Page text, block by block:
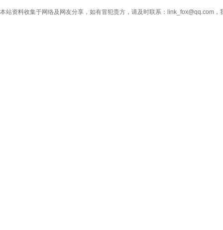
本站资料收集于网络及网友分享，如有冒犯贵方，请及时联系：link_fox@qq.com，